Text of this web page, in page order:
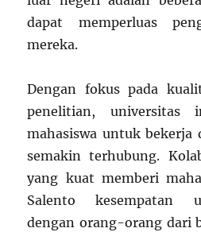
dapat memperluas
mereka.
Dengan fokus pada
penelitian, universitas
mahasiswa untuk bekerja
semakin terhubung.
yang kuat memberi
Salento kesempatan
dengan orang-orang dari